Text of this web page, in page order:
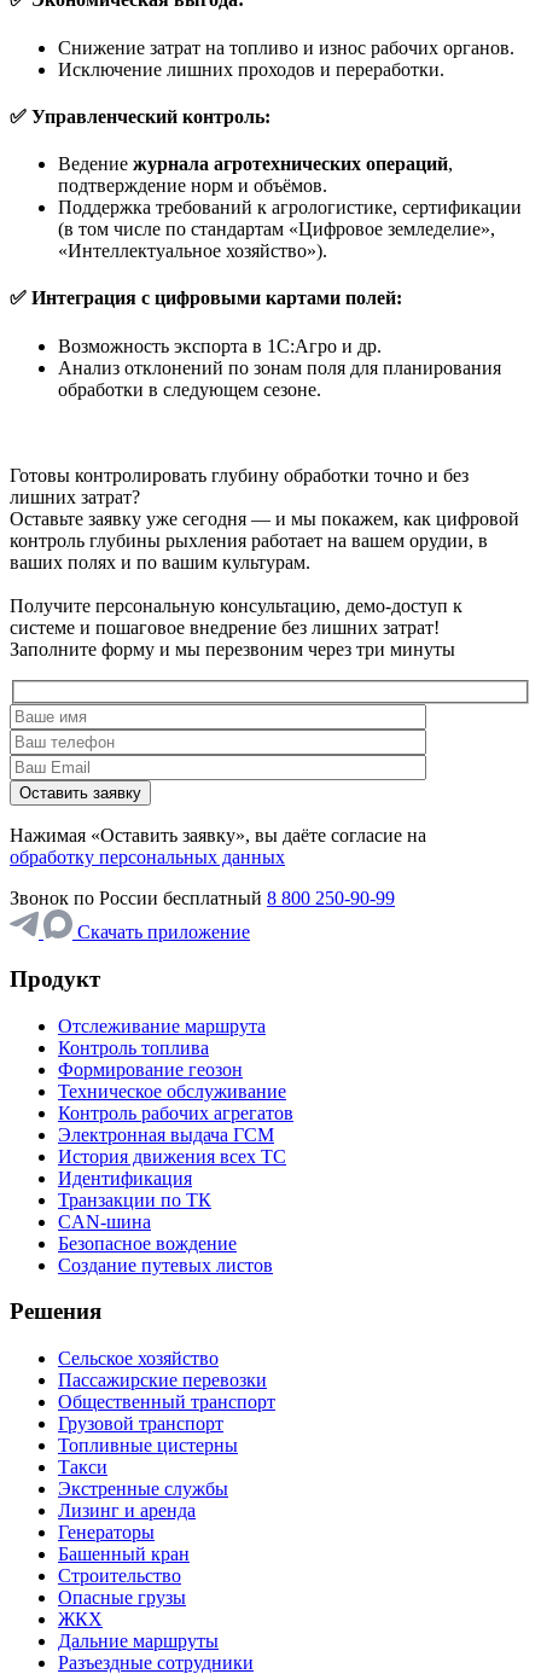
Снижение затрат на топливо и износ рабочих органов.
Исключение лишних проходов и переработки.
✅ Управленческий контроль:
Ведение журнала агротехнических операций,
подтверждение норм и объёмов.
Поддержка требований к агрологистике, сертификации
(в том числе по стандартам «Цифровое земледелие»,
«Интеллектуальное хозяйство»).
✅ Интеграция с цифровыми картами полей:
Возможность экспорта в 1С:Агро и др.
Анализ отклонений по зонам поля для планирования
обработки в следующем сезоне.
Готовы контролировать глубину обработки точно и без
лишних затрат?
Оставьте заявку уже сегодня — и мы покажем, как цифровой
контроль глубины рыхления работает на вашем орудии, в
ваших полях и по вашим культурам.
Получите персональную консультацию, демо-доступ к
системе и пошаговое внедрение без лишних затрат!
Заполните форму и мы перезвоним через три минуты
Нажимая «Оставить заявку», вы даёте согласие на
обработку персональных данных
Звонок по России бесплатный 8 800 250-90-99
Скачать приложение
Продукт
Отслеживание маршрута
Контроль топлива
Формирование геозон
Техническое обслуживание
Контроль рабочих агрегатов
Электронная выдача ГСМ
История движения всех ТС
Идентификация
Транзакции по ТК
CAN-шина
Безопасное вождение
Создание путевых листов
Решения
Сельское хозяйство
Пассажирские перевозки
Общественный транспорт
Грузовой транспорт
Топливные цистерны
Такси
Экстренные службы
Лизинг и аренда
Генераторы
Башенный кран
Строительство
Опасные грузы
ЖКХ
Дальние маршруты
Разъездные сотрудники